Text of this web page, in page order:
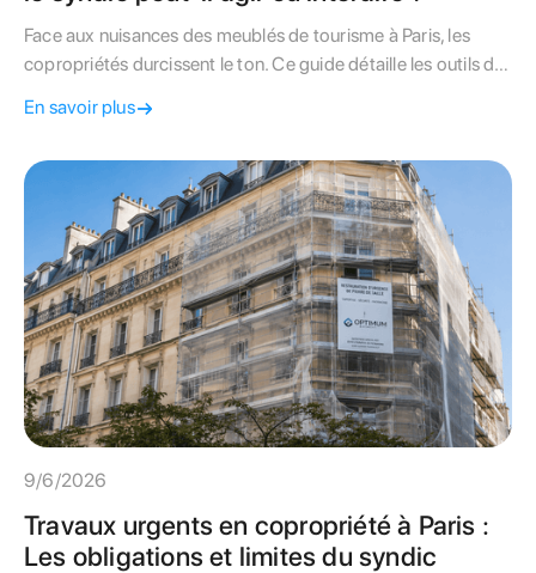
Face aux nuisances des meublés de tourisme à Paris, les
copropriétés durcissent le ton. Ce guide détaille les outils du
durée.
En savoir plus
9/6/2026
Travaux urgents en copropriété à Paris :
Les obligations et limites du syndic